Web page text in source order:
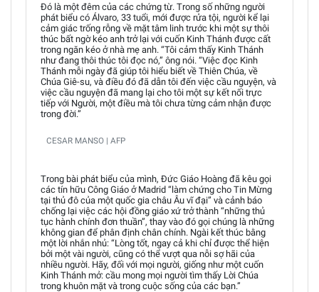
Đó là một đêm của các chứng từ. Trong số những người
phát biểu có Álvaro, 33 tuổi, mới được rửa tội, người kể lại
cảm giác trống rỗng về mặt tâm linh trước khi một sự thôi
thúc bất ngờ kéo anh trở lại với cuốn Kinh Thánh được cất
trong ngăn kéo ở nhà mẹ anh. “Tôi cảm thấy Kinh Thánh
như đang thôi thúc tôi đọc nó,” ông nói. “Việc đọc Kinh
Thánh mỗi ngày đã giúp tôi hiểu biết về Thiên Chúa, về
Chúa Giê-su, và điều đó đã dẫn tôi đến việc cầu nguyện, và
việc cầu nguyện đã mang lại cho tôi một sự kết nối trực
tiếp với Người, một điều mà tôi chưa từng cảm nhận được
trong đời.”
CESAR MANSO | AFP
Trong bài phát biểu của mình, Đức Giáo Hoàng đã kêu gọi
các tín hữu Công Giáo ở Madrid “làm chứng cho Tin Mừng
tại thủ đô của một quốc gia châu Âu vĩ đại” và cảnh báo
chống lại việc các hội đồng giáo xứ trở thành “những thủ
tục hành chính đơn thuần”, thay vào đó gọi chúng là những
không gian để phân định chân chính. Ngài kết thúc bằng
một lời nhắn nhủ: “Lòng tốt, ngay cả khi chỉ được thể hiện
bởi một vài người, cũng có thể vượt qua nỗi sợ hãi của
nhiều người. Hãy, đối với mọi người, giống như một cuốn
Kinh Thánh mở: cầu mong mọi người tìm thấy Lời Chúa
trong khuôn mặt và trong cuộc sống của các bạn.”